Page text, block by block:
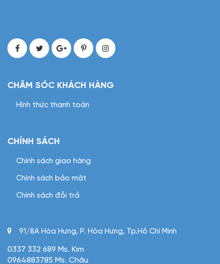
CHĂM SÓC KHÁCH HÀNG
Hình thức thanh toán
CHÍNH SÁCH
Chính sách giao hàng
Chính sách bảo mật
Chính sách đỗi trả
91/8A Hòa Hưng, P. Hòa Hưng, Tp.Hồ Chí Minh
0337 332 689 Ms. Kim
0964883785 Ms. Châu